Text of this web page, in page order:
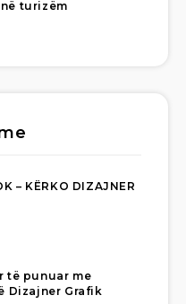
turizëm
– KËRKO DIZAJNER
të punuar me
Dizajner Grafik